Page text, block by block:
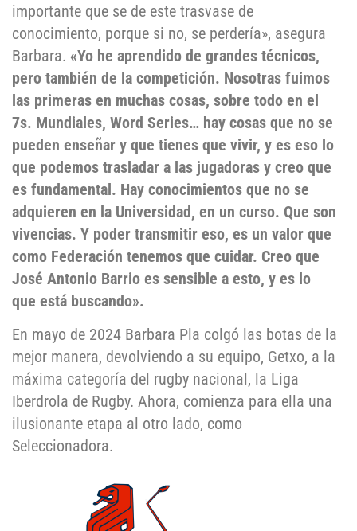
importante que se de este trasvase de
conocimiento, porque si no, se perdería», asegura
Barbara. «Yo he aprendido de grandes técnicos,
pero también de la competición. Nosotras fuimos
las primeras en muchas cosas, sobre todo en el
7s. Mundiales, Word Series… hay cosas que no se
pueden enseñar y que tienes que vivir, y es eso lo
que podemos trasladar a las jugadoras y creo que
es fundamental. Hay conocimientos que no se
adquieren en la Universidad, en un curso. Que son
vivencias. Y poder transmitir eso, es un valor que
como Federación tenemos que cuidar. Creo que
José Antonio Barrio es sensible a esto, y es lo
que está buscando».
En mayo de 2024 Barbara Pla colgó las botas de la
mejor manera, devolviendo a su equipo, Getxo, a la
máxima categoría del rugby nacional, la Liga
Iberdrola de Rugby. Ahora, comienza para ella una
ilusionante etapa al otro lado, como
Seleccionadora.